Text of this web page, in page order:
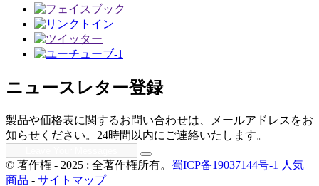
ニュースレター登録
製品や価格表に関するお問い合わせは、メールアドレスをお
知らせください。24時間以内にご連絡いたします。
© 著作権 - 2025 : 全著作権所有。 蜀ICP备19037144号-1 人気
商品 - サイトマップ